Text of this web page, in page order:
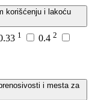
korišćenju i lakoću
1 0.4 2
i mesta za